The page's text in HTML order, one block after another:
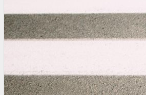
INTERNACIONALES
AMÉRICA LATINA
ESTADOS UNIDOS
RESTO DEL MUNDO
PREVENCIÓN